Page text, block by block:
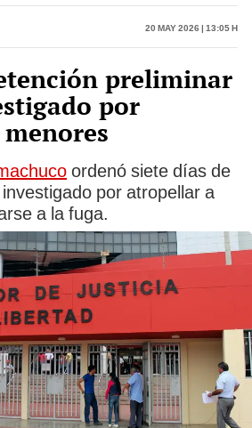
20 May 2026 | 13:05 h
preliminar
por
ordenó siete días de
por atropellar a
a la fuga.